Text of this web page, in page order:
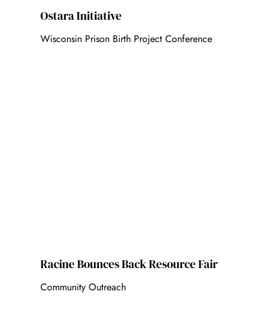
Ostara Initiative
Wisconsin Prison Birth Project Conference
Racine Bounces Back Resource Fair
Community Outreach